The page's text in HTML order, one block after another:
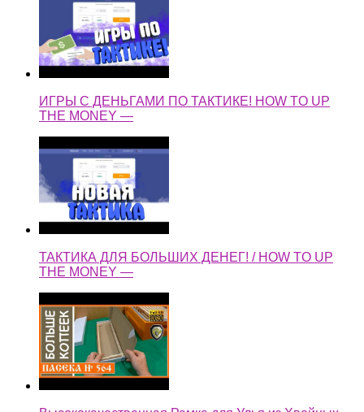
ИГРЫ С ДЕНЬГАМИ ПО ТАКТИКЕ! HOW TO UP
THE MONEY —
ТАКТИКА ДЛЯ БОЛЬШИХ ДЕНЕГ! / HOW TO UP
THE MONEY —